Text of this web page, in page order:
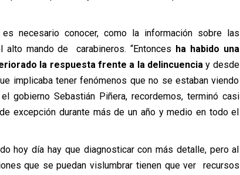
necesario conocer, como la información sobre las
mando de carabineros. “Entonces ha habido una
la respuesta frente a la delincuenciay desde
implicaba tener fenómenos que no se estaban viendo
gobierno Sebastián Piñera, recordemos, terminó casi
excepción durante más de un año y medio en todo el
hoy día hay que diagnosticar con más detalle, pero al
que se puedan vislumbrar tienen que ver recursos